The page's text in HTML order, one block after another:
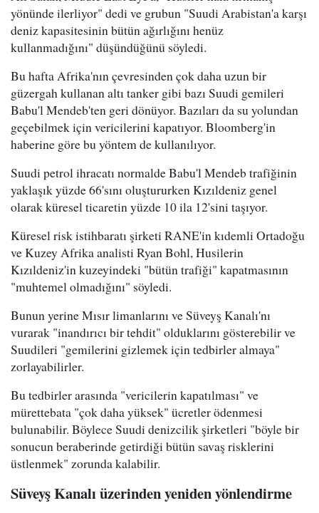
yönünde ilerliyor" dedi ve grubun "Suudi Arabistan'a karşı
deniz kapasitesinin bütün ağırlığını henüz
kullanmadığını" düşündüğünü söyledi.
Bu hafta Afrika'nın çevresinden çok daha uzun bir
güzergah kullanan altı tanker gibi bazı Suudi gemileri
Babu'l Mendeb'ten geri dönüyor. Bazıları da su yolundan
geçebilmek için vericilerini kapatıyor. Bloomberg'in
haberine göre bu yöntem de kullanılıyor.
Suudi petrol ihracatı normalde Babu'l Mendeb trafiğinin
yaklaşık yüzde 66'sını oluştururken Kızıldeniz genel
olarak küresel ticaretin yüzde 10 ila 12'sini taşıyor.
Küresel risk istihbaratı şirketi RANE'in kıdemli Ortadoğu
ve Kuzey Afrika analisti Ryan Bohl, Husilerin
Kızıldeniz'in kuzeyindeki "bütün trafiği" kapatmasının
"muhtemel olmadığını" söyledi.
Bunun yerine Mısır limanlarını ve Süveyş Kanalı'nı
vurarak "inandırıcı bir tehdit" olduklarını gösterebilir ve
Suudileri "gemilerini gizlemek için tedbirler almaya"
zorlayabilirler.
Bu tedbirler arasında "vericilerin kapatılması" ve
mürettebata "çok daha yüksek" ücretler ödenmesi
bulunabilir. Böylece Suudi denizcilik şirketleri "böyle bir
sonucun beraberinde getirdiği bütün savaş risklerini
üstlenmek" zorunda kalabilir.
Süveyş Kanalı üzerinden yeniden yönlendirme